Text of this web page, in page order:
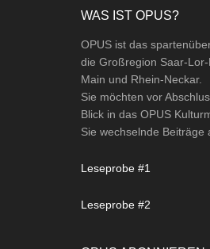
WAS IST OPUS?
OPUS ist das
die Großregion Saar-
Main und Rhein-Neckar.
Sie möchten vor
Blick in das OPUS
Sie wechselnde Beiträge
Leseprobe #1
Leseprobe #2